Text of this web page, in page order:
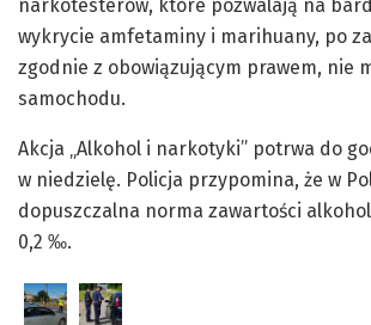
narkotesterów, które pozwalają na
wykrycie amfetaminy i marihuany, po
zgodnie z obowiązującym prawem, nie
samochodu.
Akcja „Alkohol i narkotyki” potrwa do
w niedzielę. Policja przypomina, że w
dopuszczalna norma zawartości
0,2 ‰.